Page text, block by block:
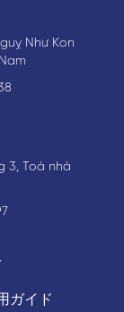
Như Kon
3, Toà nhà
ガイド